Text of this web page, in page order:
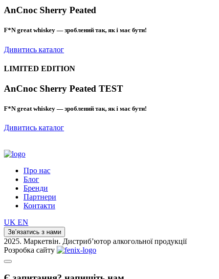
AnCnoc Sherry Peated
F*N great whiskey — зроблений так, як і має бути!
Дивитись каталог
LIMITED EDITION
AnCnoc Sherry Peated TEST
F*N great whiskey — зроблений так, як і має бути!
Дивитись каталог
Про нас
Блог
Бренди
Партнери
Контакти
UK EN
Зв’язатись з нами
2025. Маркетвін. Дистриб’ютор алкогольної продукції
Розробка сайту